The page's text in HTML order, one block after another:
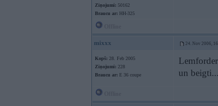
Ziņojumi: 50162
Braucu ar: HH-325
mixxx 24. Nov 2006,
Kopš: 28. Feb 2005
Ziņojumi: 228
Braucu ar: E 36 coupe
un